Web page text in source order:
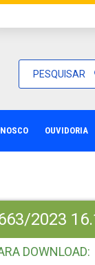
PESQUISAR
OUVIDORIA
2023
DOWNLOAD: